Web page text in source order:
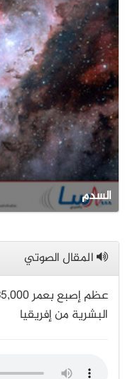
السدم
المقال الصوتي
البشرية من إفريقيا